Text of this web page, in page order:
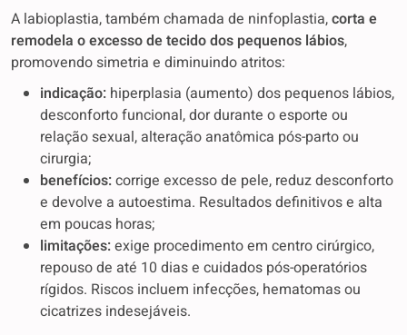
A labioplastia, também chamada de ninfoplastia,corta e
remodela o excesso de tecido dos pequenos lábios,
promovendo simetria e diminuindo atritos:
indicação: hiperplasia (aumento) dos pequenos lábios,
desconforto funcional, dor durante o esporte ou
relação sexual, alteração anatômica pós-parto ou
cirurgia;
benefícios:corrige excesso de pele, reduz desconforto
e devolve a autoestima. Resultados definitivos e alta
em poucas horas;
limitações:exige procedimento em centro cirúrgico,
repouso de até 10 dias e cuidados pós-operatórios
rígidos. Riscos incluem infecções, hematomas ou
cicatrizes indesejáveis.